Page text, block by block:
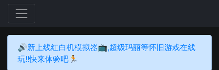
🔊新上线红白机模拟器📺,超级玛丽等怀旧游戏在线
玩!!快来体验吧🏃‍